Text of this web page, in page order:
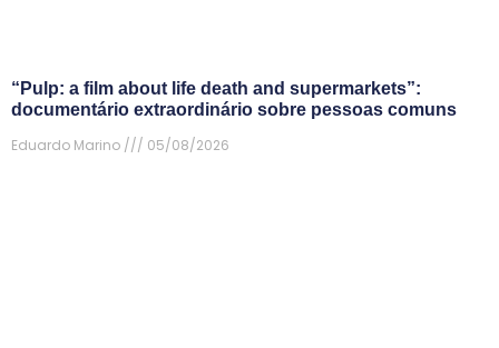
“Pulp: a film about life death and supermarkets”:
documentário extraordinário sobre pessoas comuns
Eduardo Marino
05/08/2026